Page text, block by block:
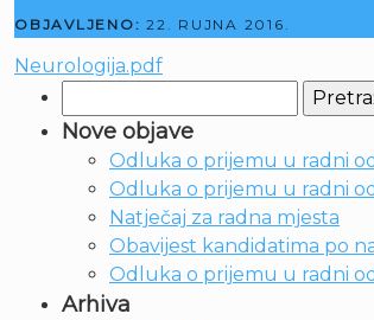
OBJAVLJENO: 22. RUJNA 2016.
Neurologija.pdf
Nove objave
Odluka o prijemu u radni
Odluka o prijemu u radni
Natječaj za radna mjesta
Obavijest kandidatima po
Odluka o prijemu u radni
Arhiva